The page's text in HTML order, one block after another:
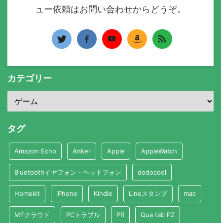
ュー依頼はお問い合わせからどうぞ。
カテゴリー
タグ
Amazon Echo Anker Apple AppleWatch
Bluetoothイヤフォン・ヘッドフォン dodocool
Homekit iPhone Kindle Lineスタンプ mac
MFクラウド PCトラブル PR Qua tab PZ